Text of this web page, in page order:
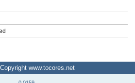
www.tocores.net